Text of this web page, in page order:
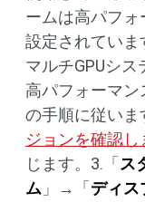
ームは高パフォ
設定されてい
マルチGPUシス
高パフォーマン
の手順に従いま
ジョンを確認し
じます。3.「 ス
ム 」→「 ディス